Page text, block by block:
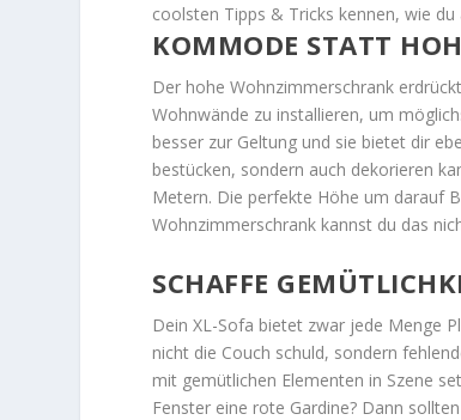
coolsten Tipps & Tricks kennen, wie
KOMMODE STATT
Der hohe Wohnzimmerschrank
Wohnwände zu installieren, um
besser zur Geltung und sie bietet dir
bestücken, sondern auch dekorieren
Metern. Die perfekte Höhe um darauf
Wohnzimmerschrank kannst du das
SCHAFFE
Dein XL-Sofa bietet zwar jede Menge
nicht die Couch schuld, sondern
mit gemütlichen Elementen in Szene
Fenster eine rote Gardine? Dann